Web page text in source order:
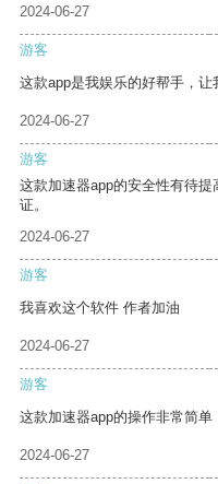
2024-06-27
游客
这款app是我娱乐的好帮手，让
2024-06-27
游客
这款加速器app的安全性有待
证。
2024-06-27
游客
我喜欢这个软件 作者加油
2024-06-27
游客
这款加速器app的操作非常简单
2024-06-27